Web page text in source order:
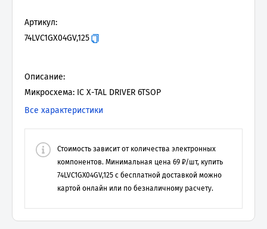
Артикул:
74LVC1GX04GV,125
Описание:
Микросхема: IC X-TAL DRIVER 6TSOP
Все характеристики
Стоимость зависит от количества электронных
компонентов. Минимальная цена 69 ₽/шт, купить
74LVC1GX04GV,125 с бесплатной доставкой можно
картой онлайн или по безналичному расчету.